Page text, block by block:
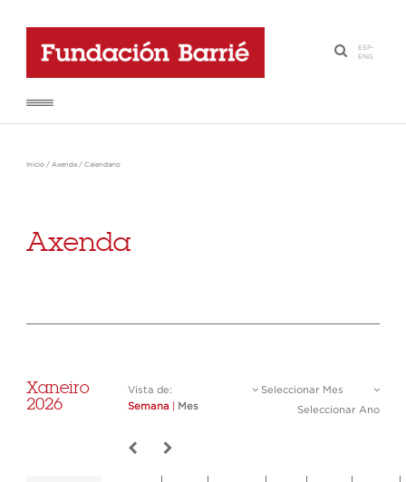
·
ESP-
ENG
Inicio / Axenda / Calendario
Axenda
Xaneiro
2026
Vista de:
Semana
Mes
Seleccionar Mes
Seleccionar Ano